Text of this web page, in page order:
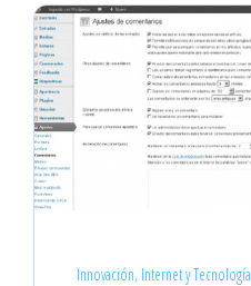
Innovación, Internet y Tecnología